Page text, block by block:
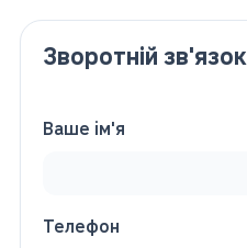
Зворотній зв'язок
Ваше ім'я
Телефон